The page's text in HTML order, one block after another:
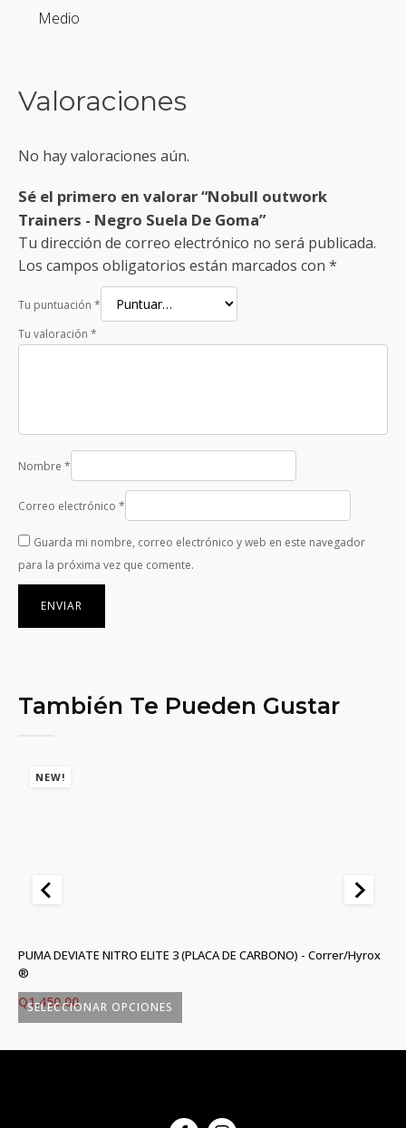
Medio
Valoraciones
No hay valoraciones aún.
Sé el primero en valorar “Nobull outwork
Trainers - Negro Suela De Goma”
Tu dirección de correo electrónico no será publicada.
Los campos obligatorios están marcados con *
Tu puntuación *
Tu valoración *
Nombre *
Correo electrónico *
Guarda mi nombre, correo electrónico y web en este navegador
para la próxima vez que comente.
También Te Pueden Gustar
NEW!
SELECCIONAR OPCIONES
producto
PUMA DEVIATE NITRO ELITE 3 (PLACA DE CARBONO) - Correr/Hyrox
®
Q1,450.00